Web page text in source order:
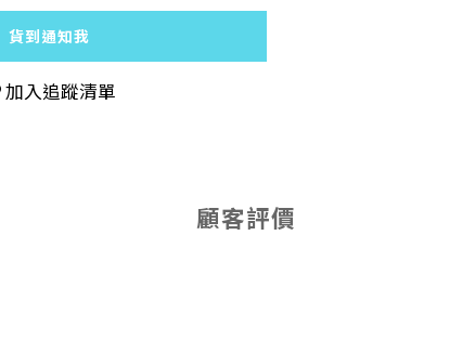
貨到通知我
加入追蹤清單
顧客評價